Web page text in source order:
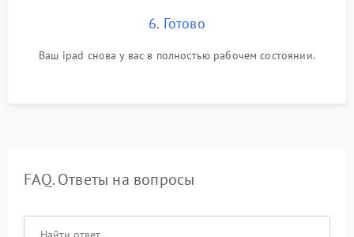
6. Готово
Ваш ipad снова у вас в полностью рабочем состоянии.
FAQ. Ответы на вопросы